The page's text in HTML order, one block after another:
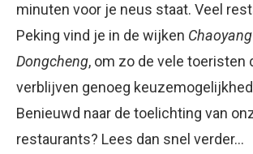
minuten voor je neus staat. Veel
Peking vind je in de wijken Chaoyang
Dongcheng, om zo de vele toeristen
verblijven genoeg
Benieuwd naar de toelichting van
restaurants? Lees dan snel verder…